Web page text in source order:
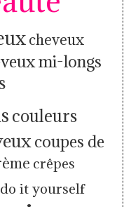
cheveux
mi-longs
couleurs
coupes de
crêpes
do it yourself